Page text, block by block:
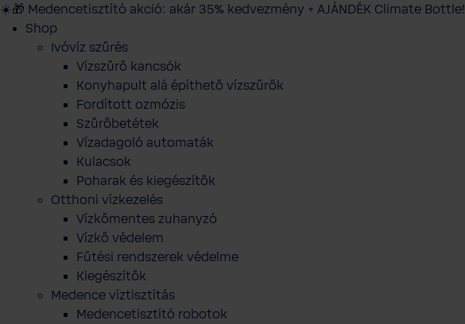
☀️🎁 Medencetisztító akció: akár 35% kedvezmény + AJÁNDÉK Climate Bottle!
Shop
Ivóvíz szűrés
Vízszűrő kancsók
Konyhapult alá építhető vízszűrők
Fordított ozmózis
Szűrőbetétek
Vízadagoló automaták
Kulacsok
Poharak és kiegészítők
Otthoni vízkezelés
Vízkőmentes zuhanyzó
Vízkő védelem
Fűtési rendszerek védelme
Kiegészítők
Medence víztisztítás
Medencetisztító robotok